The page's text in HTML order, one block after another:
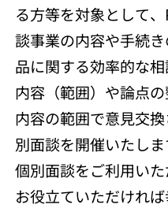
る方等を対象として
談事業の内容や手続
品に関する効率的な
内容（範囲）や論点
内容の範囲で意見交
別面談を開催いたし
個別面談をご利用い
お役立ていただければ